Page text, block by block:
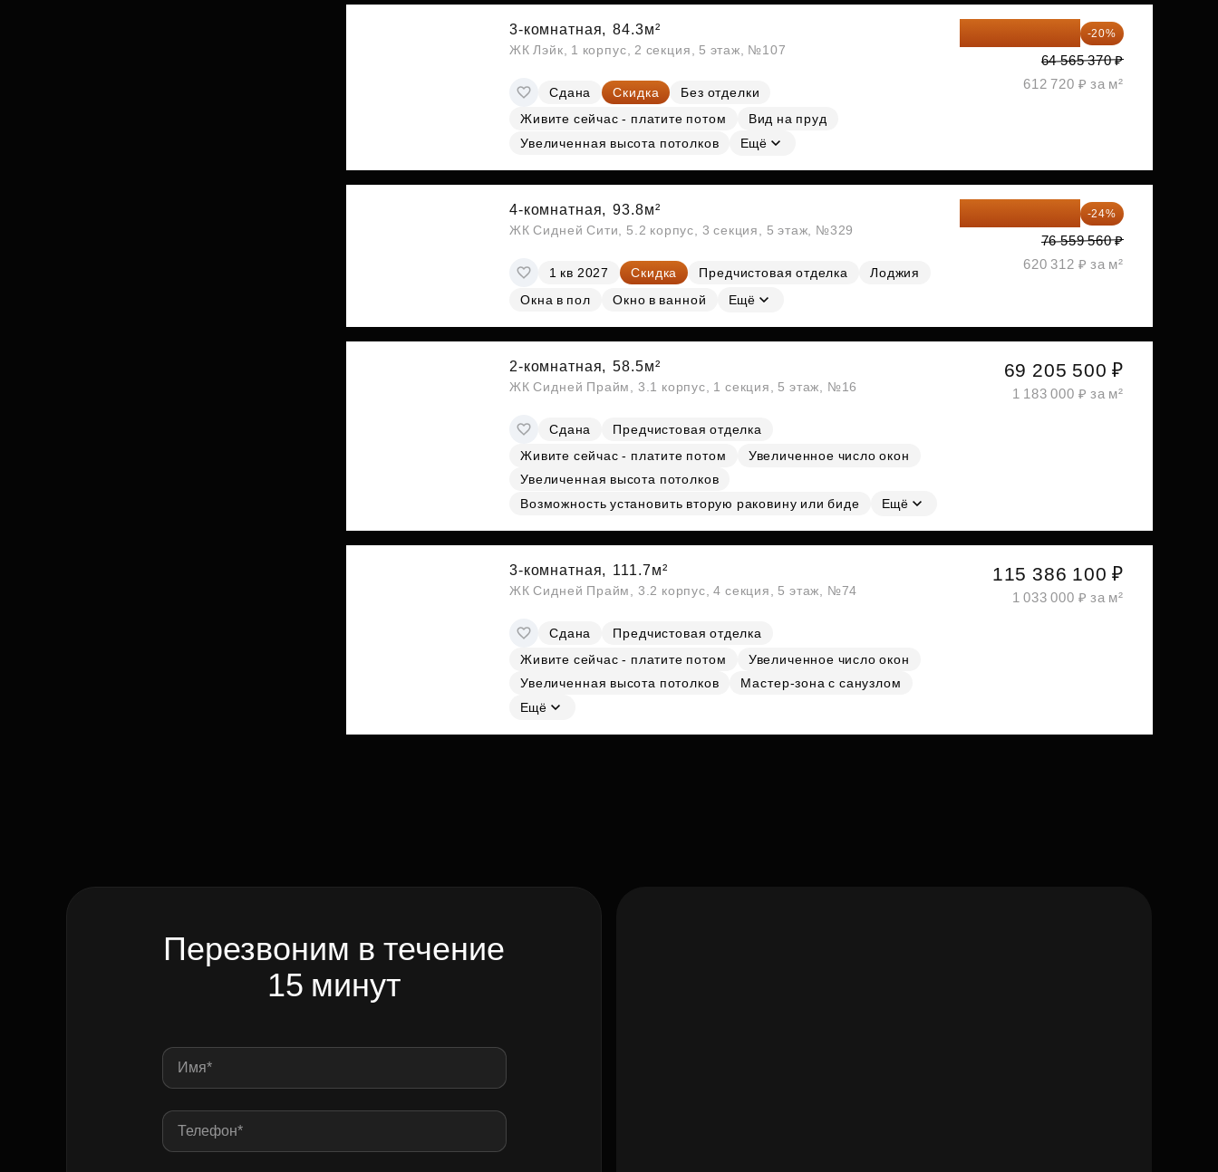
3-комнатная, 84.3м²
ЖК Лэйк, 1 корпус, 2 секция, 5 этаж, №107
Сдана Скидка
Без отделки
Живите сейчас - платите потом
Вид на пруд
Увеличенная высота потолков
Ещё
-20%
64 565 370 ₽
612 720 ₽ за м²
4-комнатная, 93.8м²
ЖК Сидней Сити, 5.2 корпус, 3 секция, 5 этаж, №329
1 кв 2027 Скидка Предчистовая отделка
Лоджия
Окна в пол
Окно в ванной Ещё
-24%
76 559 560 ₽
620 312 ₽ за м²
2-комнатная, 58.5м²
ЖК Сидней Прайм, 3.1 корпус, 1 секция, 5 этаж, №16
Сдана
Предчистовая отделка
Живите сейчас - платите потом
Увеличенное число окон
Увеличенная высота потолков
Возможность установить вторую раковину или биде
Ещё
69 205 500 ₽
1 183 000 ₽ за м²
3-комнатная, 111.7м²
ЖК Сидней Прайм, 3.2 корпус, 4 секция, 5 этаж, №74
Сдана
Предчистовая отделка
Живите сейчас - платите потом
Увеличенное число окон
Увеличенная высота потолков
Мастер-зона с санузлом
Ещё
115 386 100 ₽
1 033 000 ₽ за м²
Перезвоним в течение
15 минут